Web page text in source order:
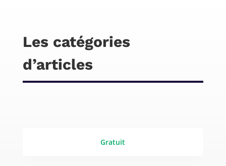
Les catégories
d’articles
Gratuit